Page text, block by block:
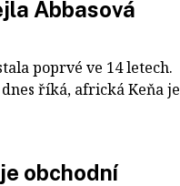
Abbasová
poprvé ve 14 letech.
říká, africká Keňa je
obchodní